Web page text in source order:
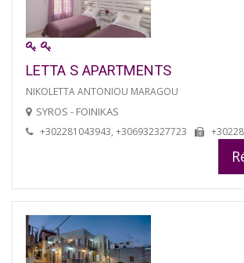
LETTA S APARTMENTS
NIKOLETTA ANTONIOU MARAGOU
SYROS - FOINIKAS
+302281043943, +306932327723